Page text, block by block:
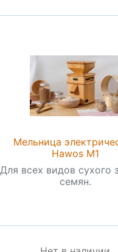
Мельница
Hawos M1
Для всех видов сухого
семян.